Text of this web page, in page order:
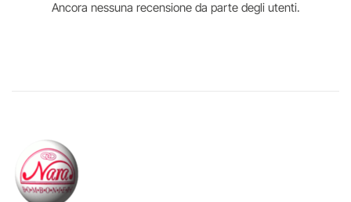
Ancora nessuna recensione da parte degli utenti.